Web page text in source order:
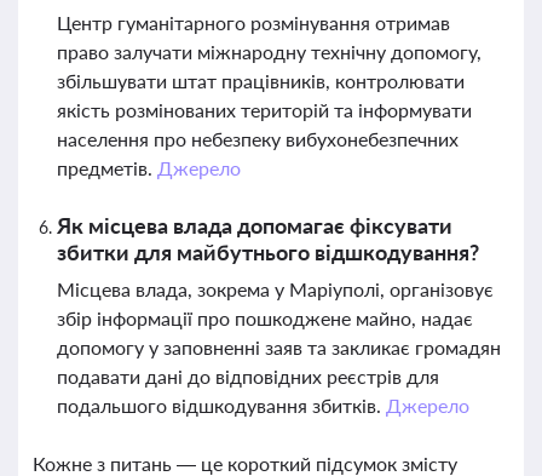
Центр гуманітарного розмінування отримав
право залучати міжнародну технічну допомогу,
збільшувати штат працівників, контролювати
якість розмінованих територій та інформувати
населення про небезпеку вибухонебезпечних
предметів. Джерело
Як місцева влада допомагає фіксувати
збитки для майбутнього відшкодування?
Місцева влада, зокрема у Маріуполі, організовує
збір інформації про пошкоджене майно, надає
допомогу у заповненні заяв та закликає громадян
подавати дані до відповідних реєстрів для
подальшого відшкодування збитків. Джерело
Кожне з питань — це короткий підсумок змісту